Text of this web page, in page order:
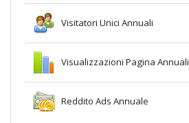
Visitatori Unici Annuali
Visualizzazioni Pagina Annuali
Reddito Ads Annuale